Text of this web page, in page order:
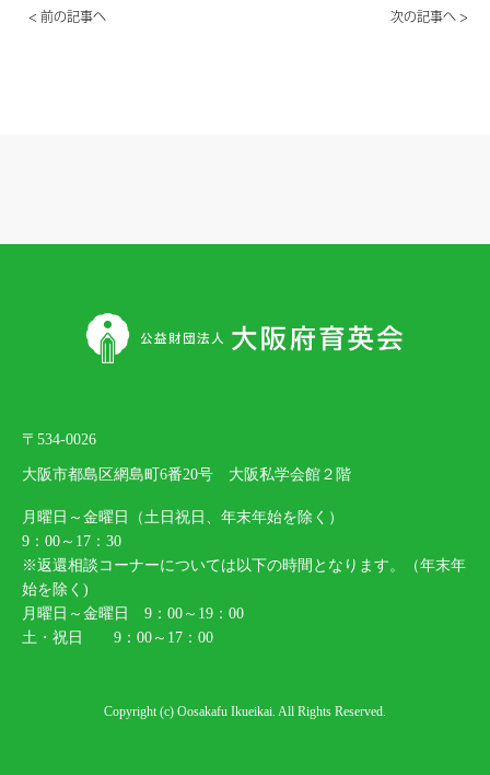
< 前の記事へ 次の記事へ >
〒534-0026
大阪市都島区網島町6番20号 大阪私学会館２階
月曜日～金曜日（土日祝日、年末年始を除く）
9：00～17：30
※返還相談コーナーについては以下の時間となります。（年末年
始を除く)
月曜日～金曜日 9：00～19：00
土・祝日 9：00～17：00
Copyright (c) Oosakafu Ikueikai. All Rights Reserved.